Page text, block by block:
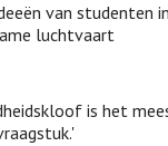
van studenten
luchtvaart
is het